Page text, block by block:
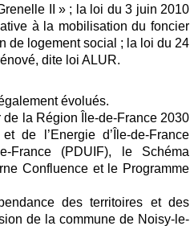
II » ; la loi du 3 juin 2010
à la mobilisation du foncier
de logement social ; la loi du 24
dite loi ALUR.
évolués.
la Région Île-de-France 2030
de l’Energie d’Île-de-France
France (PDUIF), le Schéma
Confluence et le Programme
des territoires et des
de la commune de Noisy-le-